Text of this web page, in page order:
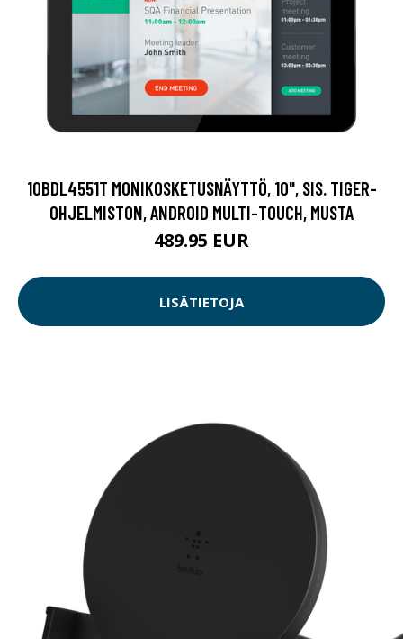
10BDL4551T MONIKOSKETUSNÄYTTÖ, 10", SIS. TIGER-
OHJELMISTON, ANDROID MULTI-TOUCH, MUSTA
489.95 EUR
LISÄTIETOJA